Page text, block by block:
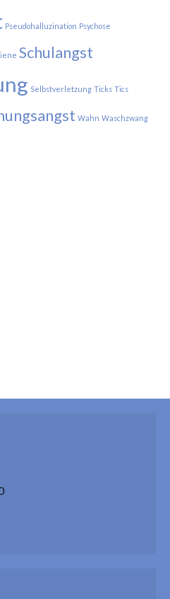
Pseudohalluzination Psychose
Schulangst
Selbstverletzung Ticks Tics
Wahn Waschzwang